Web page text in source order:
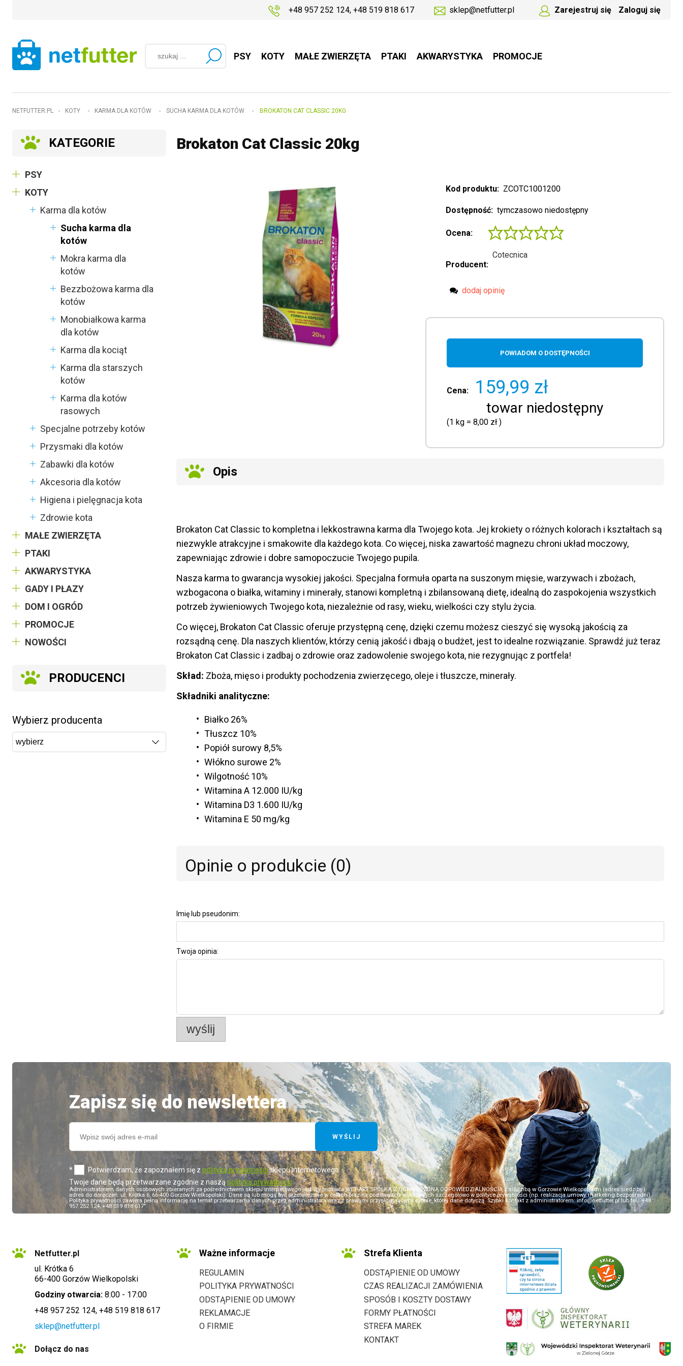
+48 957 252 124, +48 519 818 617 sklep@netfutter.pl Zarejestruj się Zaloguj się
PSY KOTY MAŁE ZWIERZĘTA PTAKI AKWARYSTYKA PROMOCJE
NETFUTTER.PL - KOTY - KARMA DLA KOTÓW - SUCHA KARMA DLA KOTÓW - BROKATON CAT CLASSIC 20KG
KATEGORIE
PSY
KOTY
Karma dla kotów
Sucha karma dla
kotów
Mokra karma dla
kotów
Bezzbożowa karma dla
kotów
Monobiałkowa karma
dla kotów
Karma dla kociąt
Karma dla starszych
kotów
Karma dla kotów
rasowych
Specjalne potrzeby kotów
Przysmaki dla kotów
Zabawki dla kotów
Akcesoria dla kotów
Higiena i pielęgnacja kota
Zdrowie kota
MAŁE ZWIERZĘTA
PTAKI
AKWARYSTYKA
GADY I PŁAZY
DOM I OGRÓD
PROMOCJE
NOWOŚCI
PRODUCENCI
Wybierz producenta
Brokaton Cat Classic 20kg
Kod produktu: ZCOTC1001200
Dostępność: tymczasowo niedostępny
Ocena:
Producent:
Cotecnica
dodaj opinię
POWIADOM O DOSTĘPNOŚCI
Cena: 159,99 zł
towar niedostępny
(1kg =8,00 zł)
Opis
Brokaton Cat Classic to kompletna i lekkostrawna karma dla Twojego kota. Jej krokiety o różnych kolorach i kształtach są
niezwykle atrakcyjne i smakowite dla każdego kota. Co więcej, niska zawartość magnezu chroni układ moczowy,
zapewniając zdrowie i dobre samopoczucie Twojego pupila.
Nasza karma to gwarancja wysokiej jakości. Specjalna formuła oparta na suszonym mięsie, warzywach i zbożach,
wzbogacona o białka, witaminy i minerały, stanowi kompletną i zbilansowaną dietę, idealną do zaspokojenia wszystkich
potrzeb żywieniowych Twojego kota, niezależnie od rasy, wieku, wielkości czy stylu życia.
Co więcej, Brokaton Cat Classic oferuje przystępną cenę, dzięki czemu możesz cieszyć się wysoką jakością za
rozsądną cenę. Dla naszych klientów, którzy cenią jakość i dbają o budżet, jest to idealne rozwiązanie. Sprawdź już teraz
Brokaton Cat Classic i zadbaj o zdrowie oraz zadowolenie swojego kota, nie rezygnując z portfela!
Skład: Zboża, mięso i produkty pochodzenia zwierzęcego, oleje i tłuszcze, minerały.
Składniki analityczne:
Białko 26%
Tłuszcz 10%
Popiół surowy 8,5%
Włókno surowe 2%
Wilgotność 10%
Witamina A 12.000 IU/kg
Witamina D3 1.600 IU/kg
Witamina E 50 mg/kg
Opinie o produkcie (0)
Imię lub pseudonim:
Twoja opinia:
wyślij
Zapisz się do newslettera
WYŚLIJ
* Potwierdzam, że zapoznałem się zpolityką prywatnościsklepu internetowego.
Twoje dane będą przetwarzane zgodnie z naszą polityką prywatności
Administratorem danych osobowych zbieranych za pośrednictwem sklepu internetowego jest Sprzedawca WET-ART SPÓŁKA Z OGRANICZONĄ ODPOWIEDZIALNOŚCIĄ z siedzibą w Gorzowie Wielkopolskim (adres siedziby i
adres do doręczeń: ul. Krótka 6, 66-400 Gorzów Wielkopolski). Dane są lub mogą być przetwarzane w celach oraz na podstawach wskazanych szczegółowo w polityce prywatności (np. realizacja umowy, marketing bezpośredni).
Polityka prywatności zawiera pełną informację na temat przetwarzania danych przez administratora wraz z prawami przysługującymi osobie, której dane dotyczą. Szybki kontakt z administratorem: info@netfutter.pl lub tel.: +48
957 252 124, +48 519 818 617"
Netfutter.pl
ul. Krótka 6
66-400 Gorzów Wielkopolski
Godziny otwarcia: 8:00 - 17:00
+48 957 252 124, +48 519 818 617
sklep@netfutter.pl
Dołącz do nas
Ważne informacje
REGULAMIN
POLITYKA PRYWATNOŚCI
ODSTĄPIENIE OD UMOWY
REKLAMACJE
O FIRMIE
Strefa Klienta
ODSTĄPIENIE OD UMOWY
CZAS REALIZACJI ZAMÓWIENIA
SPOSÓB I KOSZTY DOSTAWY
FORMY PŁATNOŚCI
STREFA MAREK
KONTAKT